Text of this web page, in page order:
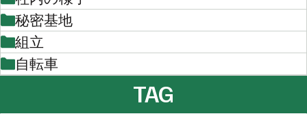
秘密基地
組立
自転車
TAG